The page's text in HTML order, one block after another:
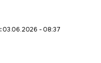
03.06.2026 - 08:37